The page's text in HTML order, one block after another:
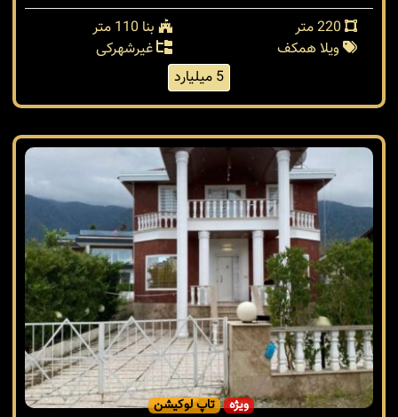
بنا 110 متر
ویلا همکف
غیرشهرکی
5 میلیارد
ویژه تاپ لوکیشن